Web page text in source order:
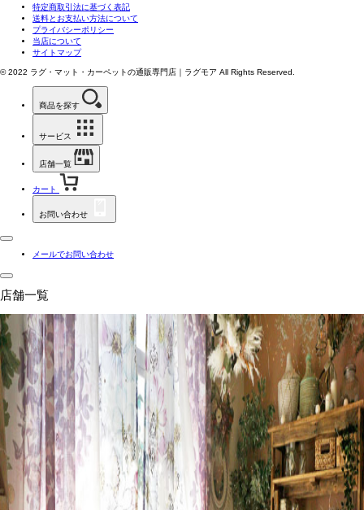
特定商取引法に基づく表記
送料とお支払い方法について
プライバシーポリシー
当店について
サイトマップ
© 2022 ラグ・マット・カーペットの通販専門店｜ラグモア All Rights Reserved.
商品を探す
サービス
店舗一覧
カート
お問い合わせ
メールでお問い合わせ
店舗一覧